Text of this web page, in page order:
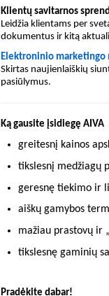
Klientų savitarnos
Leidžia klientams per
dokumentus ir kitą
Elektroninio marketingo
Skirtas naujienlaiškių
pasiūlymus.
Ką gausite įsidiegę AIVA
greitesnį kainos
tikslesnį medžiagų
geresnę tiekimo ir
aiškų gamybos
mažiau prastovų ir
tikslesnę gaminių
Pradėkite dabar!